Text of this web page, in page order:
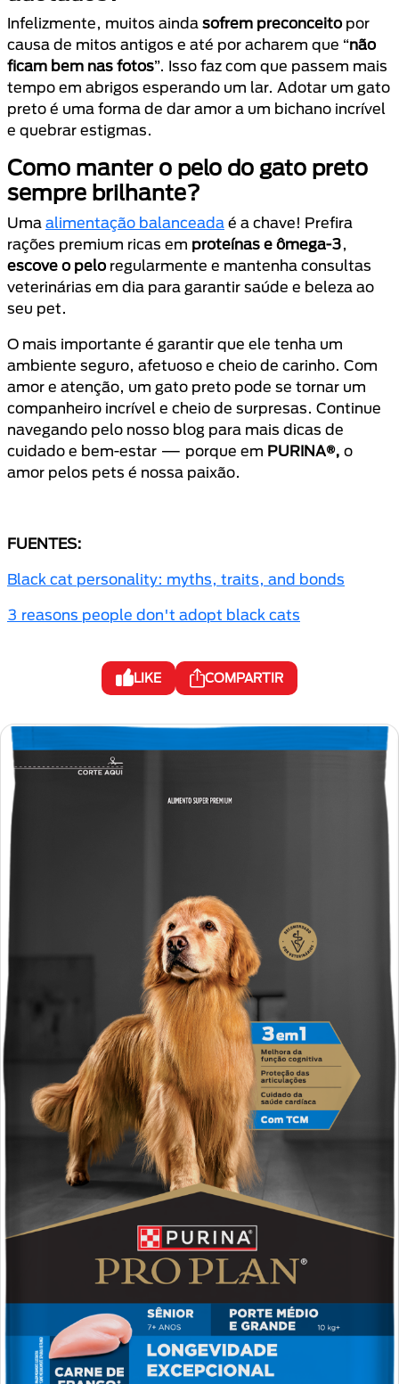
Infelizmente, muitos ainda sofrem preconceitopor
causa de mitos antigos e até por acharem que “não
ficam bem nas fotos”. Isso faz com que passem mais
tempo em abrigos esperando um lar. Adotar um gato
preto é uma forma de dar amor a um bichano incrível
e quebrar estigmas.
Como manter o pelo do gato preto
sempre brilhante?
Uma alimentação balanceada é a chave! Prefira
rações premium ricas em proteínas e ômega-3,
escove o pelo regularmente e mantenha consultas
veterinárias em dia para garantir saúde e beleza ao
seu pet.
O mais importante é garantir que ele tenha um
ambiente seguro, afetuoso e cheio de carinho. Com
amor e atenção, um gato preto pode se tornar um
companheiro incrível e cheio de surpresas. Continue
navegando pelo nosso blog para mais dicas de
cuidado e bem-estar — porque em PURINA®, o
amor pelos pets é nossa paixão.
FUENTES:
Black cat personality: myths, traits, and bonds
3 reasons people don't adopt black cats
LIKE COMPARTIR